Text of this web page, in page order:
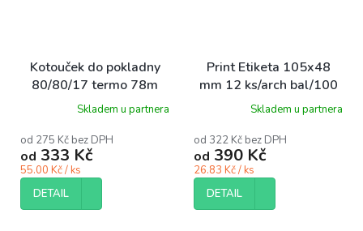
Kotouček do pokladny
80/80/17 termo 78m
bal/5 ks
Skladem u partnera
od 275 Kč bez DPH
od 333 Kč
55.00 Kč / ks
DETAIL
Print Etiketa 105x48
mm 12 ks/arch bal/100
ks
Skladem u partnera
od 322 Kč bez DPH
od 390 Kč
26.83 Kč / ks
DETAIL